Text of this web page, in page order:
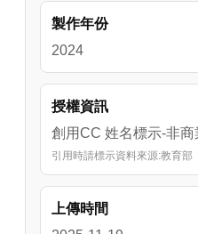
製作年份
2024
授權資訊
創用CC 姓名標示-非
引用時請標示資料來源:教育部
上傳時間